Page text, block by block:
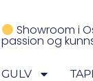
Showroom i
passion og
GULV